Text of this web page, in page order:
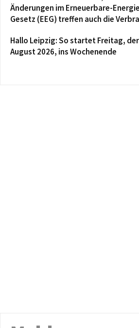
Änderungen im Erneuerbare-
Gesetz (EEG) treffen auch die
Hallo Leipzig: So startet Freitag,
August 2026, ins Wochenende